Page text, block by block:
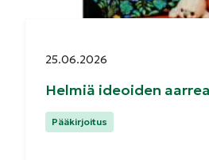
Helmiä ideoiden
Julkaistu:
25.06.2026
Kategoriat:
Pääkirjoitus